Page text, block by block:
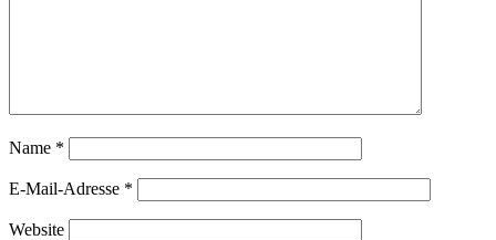
Name *
E-Mail-Adresse *
Website